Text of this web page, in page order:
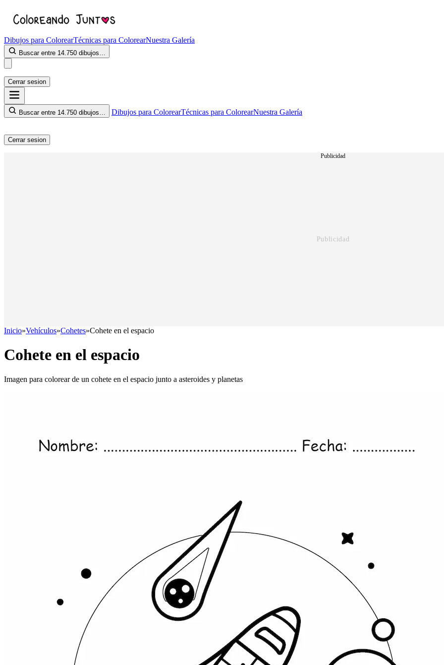
Dibujos para ColorearTécnicas para ColorearNuestra Galería
Buscar entre 14.750 dibujos…
Cerrar sesion
Buscar entre 14.750 dibujos… Dibujos para ColorearTécnicas para ColorearNuestra Galería
Cerrar sesion
Publicidad
Inicio»Vehículos»Cohetes»Cohete en el espacio
Cohete en el espacio
Imagen para colorear de un cohete en el espacio junto a asteroides y planetas